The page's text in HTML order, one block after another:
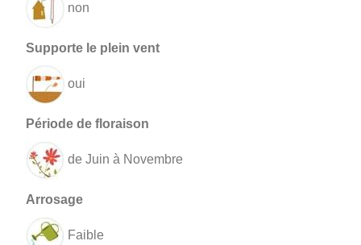
non
oui
de Juin à Novembre
Faible